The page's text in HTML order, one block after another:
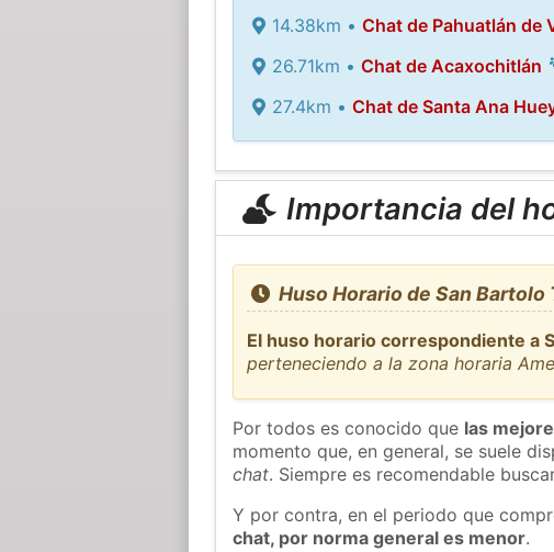
14.38km • Chat de Pahuatlán de
26.71km • Chat de Acaxochitlán
27.4km • Chat de Santa Ana
Importancia del
Huso Horario de San
El huso horario correspondiente a
perteneciendo a la zona horaria
Por todos es conocido que las
momento que, en general, se suele
chat. Siempre es recomendable
Y por contra, en el periodo que
chat, por norma general es menor.